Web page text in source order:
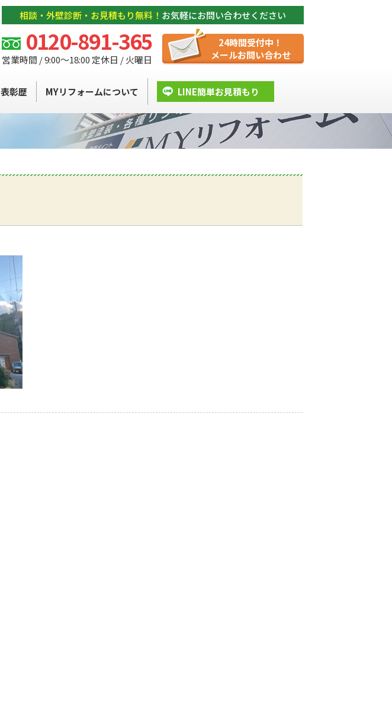
相談・外壁診断・お見積もり無料！ お気軽にお問い合わせください
0120-891-365
営業時間 / 9:00～18:00 定休日 / 火曜日
24時間受付中！
メールお問い合わせ
表彰歴 MYリフォームについて LINE簡単お見積もり